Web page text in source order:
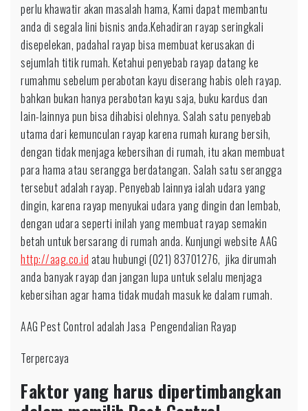
perlu khawatir akan masalah hama, Kami dapat membantu
anda di segala lini bisnis anda.Kehadiran rayap seringkali
disepelekan, padahal rayap bisa membuat kerusakan di
sejumlah titik rumah. Ketahui penyebab rayap datang ke
rumahmu sebelum perabotan kayu diserang habis oleh rayap.
bahkan bukan hanya perabotan kayu saja, buku kardus dan
lain-lainnya pun bisa dihabisi olehnya. Salah satu penyebab
utama dari kemunculan rayap karena rumah kurang bersih,
dengan tidak menjaga kebersihan di rumah, itu akan membuat
para hama atau serangga berdatangan. Salah satu serangga
tersebut adalah rayap. Penyebab lainnya ialah udara yang
dingin, karena rayap menyukai udara yang dingin dan lembab,
dengan udara seperti inilah yang membuat rayap semakin
betah untuk bersarang di rumah anda. Kunjungi website AAG
http://aag.co.id atau hubungi (021) 83701276, jika dirumah
anda banyak rayap dan jangan lupa untuk selalu menjaga
kebersihan agar hama tidak mudah masuk ke dalam rumah.
AAG Pest Control adalah Jasa Pengendalian Rayap
Terpercaya
Faktor yang harus dipertimbangkan